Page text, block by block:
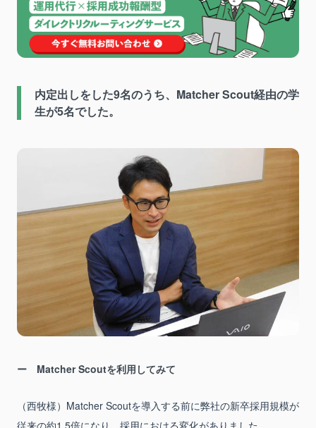
内定出しをした9名のうち、Matcher Scout経由の学
生が5名でした。
Matcher Scoutを利用してみて
（西牧様）Matcher Scoutを導入する前に弊社の新卒採用規模が
従来の約1.5倍になり、採用における変化がありました。